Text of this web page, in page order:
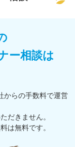
ー相談は
からの⼿数料で運営
だきません。
は無料です。